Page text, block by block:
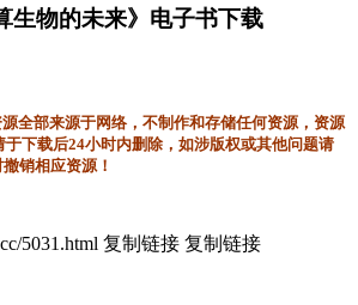
生物的未来》电子书下载
全部来源于网络，不制作和存储任何资源，资源
于下载后24小时内删除，如涉版权或其他问题请
销相应资源！
5031.html 复制链接 复制链接